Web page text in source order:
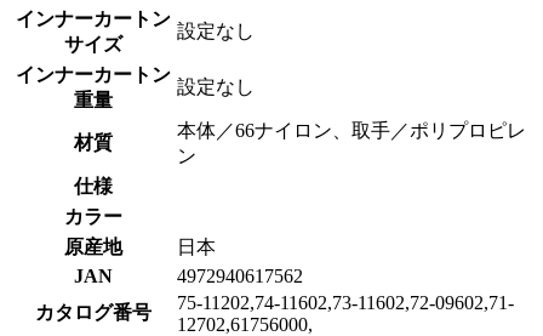
インナーカートン
サイズ
設定なし
インナーカートン
重量
設定なし
材質
本体／66ナイロン、取手／ポリプロピレ
ン
仕様
カラー
原産地
日本
JAN
4972940617562
カタログ番号
75-11202,74-11602,73-11602,72-09602,71-
12702,61756000,